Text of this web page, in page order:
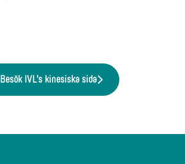
Besök IVL's kinesiska sida